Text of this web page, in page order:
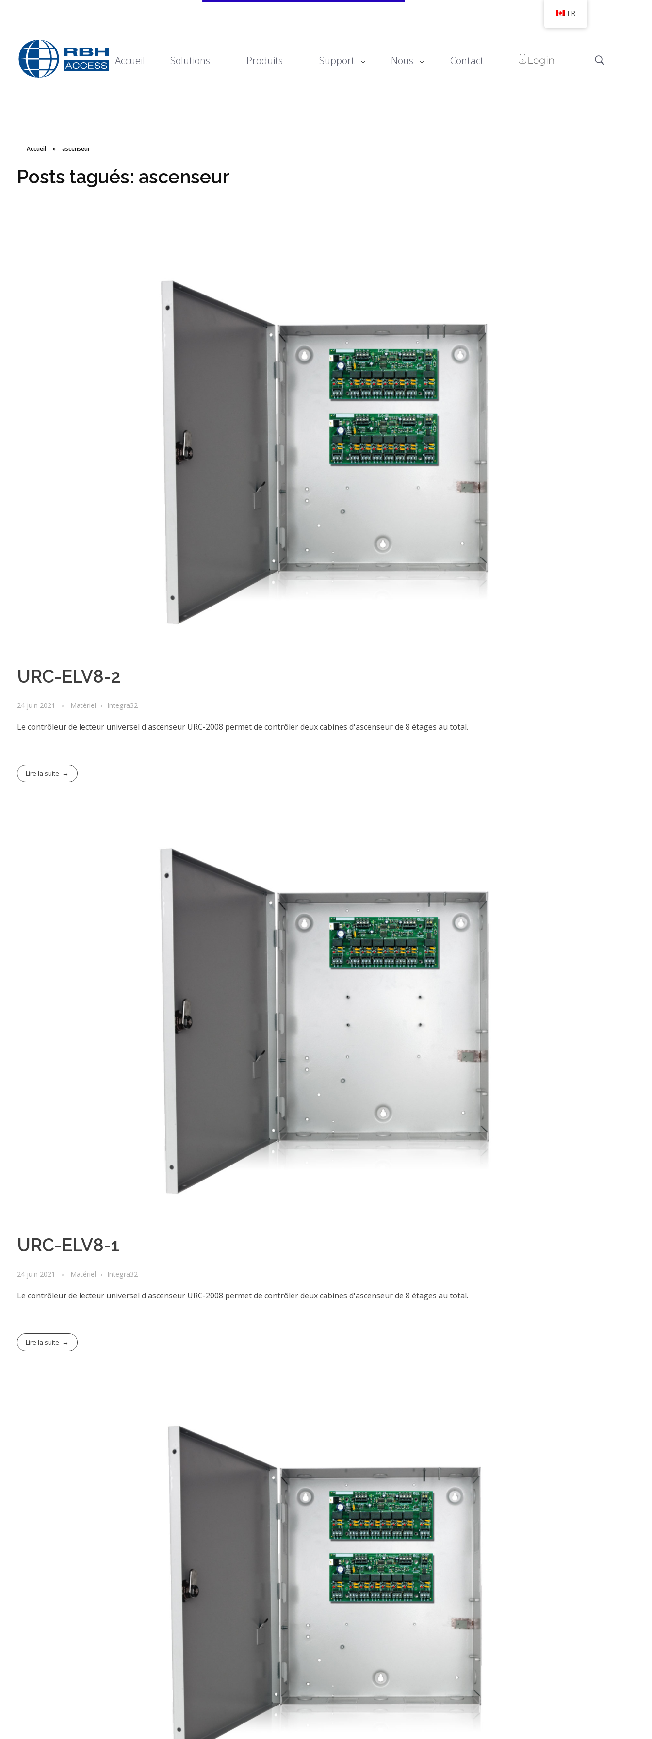
Accueil Solutions Produits Support Nous Contact Login
Accueil » ascenseur
Posts tagués: ascenseur
URC-ELV8-2
24 juin 2021 Matériel Integra32
Le contrôleur de lecteur universel d'ascenseur URC-2008 permet de contrôler deux cabines d'ascenseur de 8 étages au total.
Lire la suite
URC-ELV8-1
24 juin 2021 Matériel Integra32
Le contrôleur de lecteur universel d'ascenseur URC-2008 permet de contrôler deux cabines d'ascenseur de 8 étages au total.
Lire la suite
FR